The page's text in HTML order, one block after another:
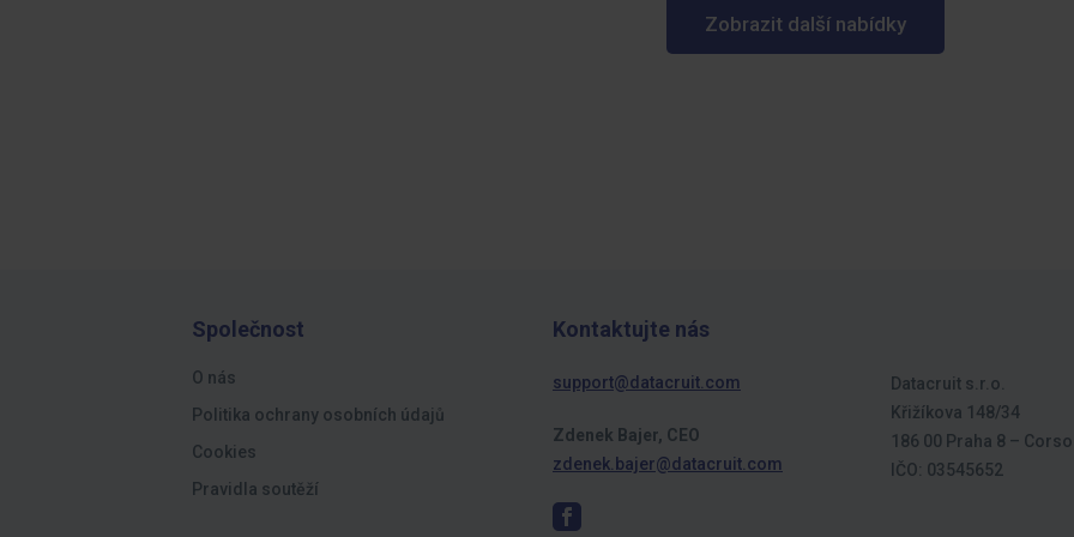
Zobrazit další nabídky
Společnost
O nás
Politika ochrany osobních údajů
Cookies
Pravidla soutěží
Kontaktujte nás
support@datacruit.com
Zdenek Bajer, CEO
zdenek.bajer@datacruit.com
Datacruit s.r.o.
Křižíkova 148/34
186 00 Praha 8 –
IČO: 03545652